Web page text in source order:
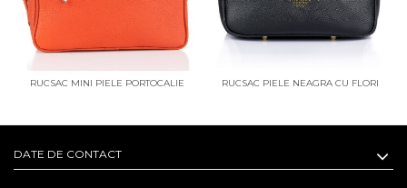
RUCSAC MINI PIELE PORTOCALIE
RUCSAC PIELE NEAGRA CU FLORI
DATE DE CONTACT